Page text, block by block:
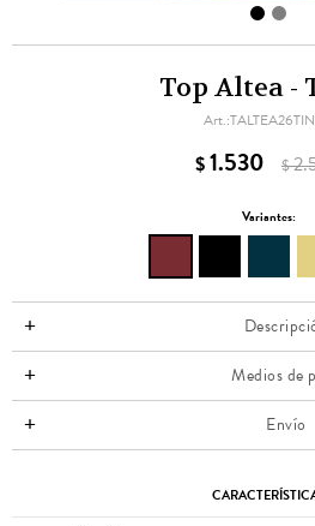
Top Altea -
$1.530 $
Variantes:
Medios de
Envío